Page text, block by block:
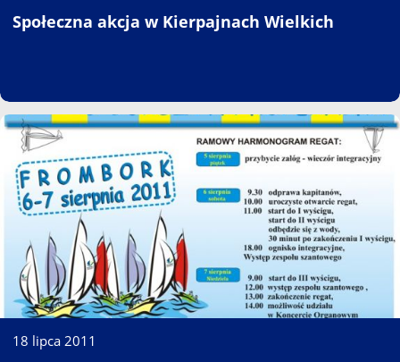
Społeczna akcja w Kierpajnach Wielkich
18 lipca 2011